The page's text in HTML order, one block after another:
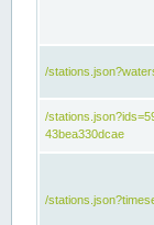
/
/
43bea330dcae
/